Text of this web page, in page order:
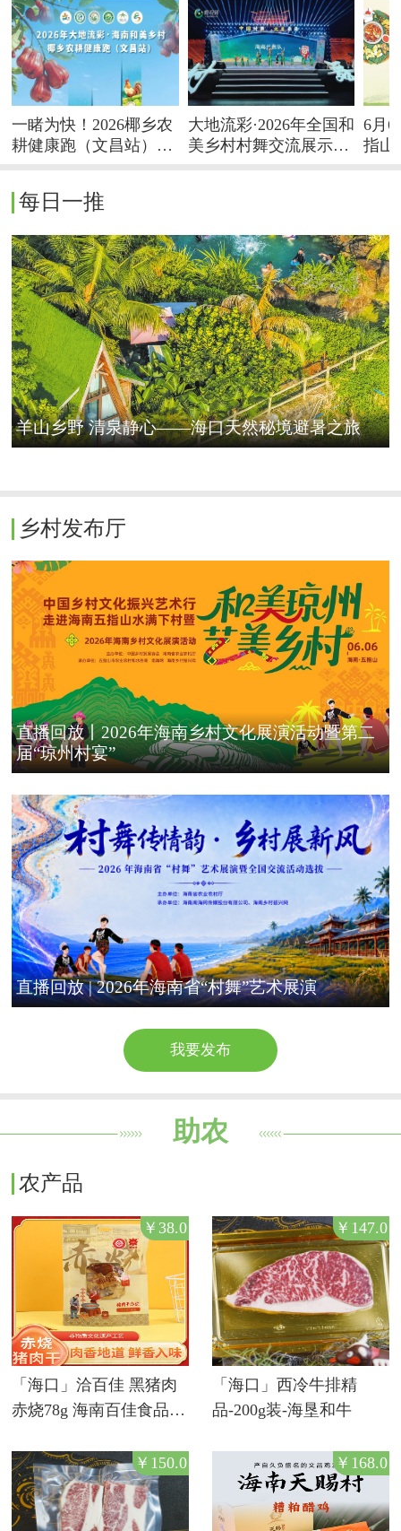
一睹为快！2026椰乡农
耕健康跑（文昌站）奖
大地流彩·2026年全国和
美乡村村舞交流展示活
6月
指山
每日一推
羊山乡野 清泉静心——海口天然秘境避暑之旅
乡村发布厅
直播回放丨2026年海南乡村文化展演活动暨第二
届“琼州村宴”
直播回放 | 2026年海南省“村舞”艺术展演
我要发布
助农
农产品
「海口」洽百佳 黑猪肉
赤烧78g 海南百佳食品
￥38.0
「海口」西冷牛排精
品-200g装-海垦和牛
￥147.0
￥150.0 ￥168.0